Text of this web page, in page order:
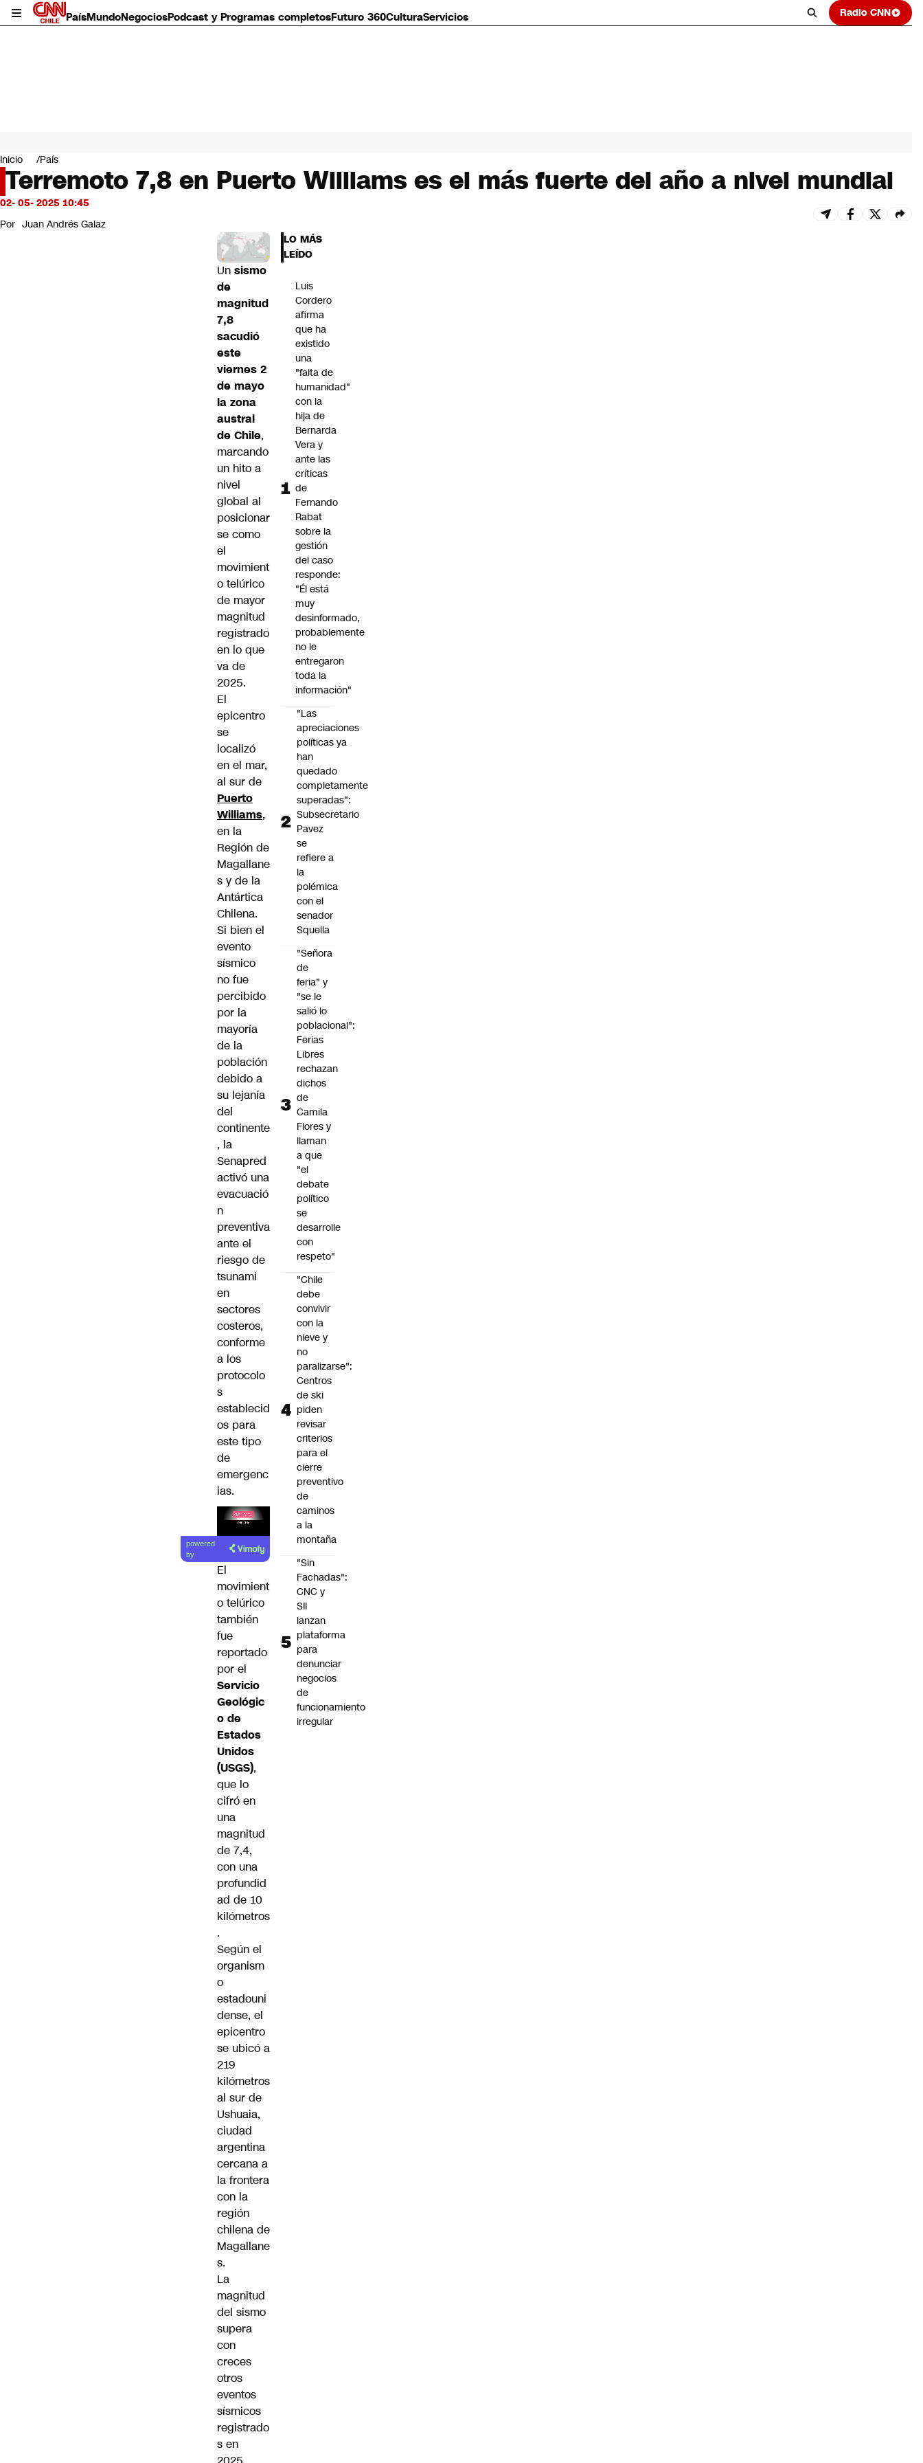
PaísMundoNegociosPodcast y Programas completosFuturo 360CulturaServicios Radio CNN
Mundo
Negocios
Deportes
Programas completos
Servicios
Inicio País
Terremoto 7,8 en Puerto Williams es el más fuerte del año a nivel mundial
02- 05- 2025 10:45
Por Juan Andrés Galaz
Un sismo
de
magnitud
7,8
sacudió
este
viernes 2
de mayo
la zona
austral
de Chile,
marcando
un hito a
nivel
global al
posicionar
se como
el
movimient
o telúrico
de mayor
magnitud
registrado
en lo que
va de
2025.
El
epicentro
se
localizó
en el mar,
al sur de
Puerto
Williams,
en la
Región de
Magallane
s y de la
Antártica
Chilena.
Si bien el
evento
sísmico
no fue
percibido
por la
mayoría
de la
población
debido a
su lejanía
del
continente
, la
Senapred
activó una
evacuació
n
preventiva
ante el
riesgo de
tsunami
en
sectores
costeros,
conforme
a los
protocolo
s
establecid
os para
este tipo
de
emergenc
ias.
Lea el
artículo
powered
by
El
movimient
o telúrico
también
fue
reportado
por el
Servicio
Geológic
o de
Estados
Unidos
(USGS),
que lo
cifró en
una
magnitud
de 7,4,
con una
profundid
ad de 10
kilómetros
.
Según el
organism
o
estadouni
dense, el
epicentro
se ubicó a
219
kilómetros
al sur de
Ushuaia,
ciudad
argentina
cercana a
la frontera
con la
región
chilena de
Magallane
s.
La
magnitud
del sismo
supera
con
creces
otros
eventos
sísmicos
registrado
s en
LO MÁS
LEÍDO
Luis
Cordero
afirma
que ha
existido
una
"falta de
humanidad"
con la
hija de
Bernarda
Vera y
ante las
críticas
de
Fernando
Rabat
sobre la
gestión
del caso
responde:
"Él está
muy
desinformado,
probablemente
no le
entregaron
toda la
información"
"Las
apreciaciones
políticas ya
han
quedado
completamente
superadas":
Subsecretario
Pavez
se
refiere a
la
polémica
con el
senador
Squella
"Señora
de
feria" y
"se le
salió lo
poblacional":
Ferias
Libres
rechazan
dichos
de
Camila
Flores y
llaman
a que
"el
debate
político
se
desarrolle
con
respeto"
"Chile
debe
convivir
con la
nieve y
no
paralizarse":
Centros
de ski
piden
revisar
criterios
para el
cierre
preventivo
de
caminos
a la
montaña
"Sin
Fachadas":
CNC y
SII
lanzan
plataforma
para
denunciar
negocios
de
funcionamiento
irregular